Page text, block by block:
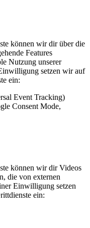
können wir dir über die
Features
Nutzung unserer
setzen wir auf
ein:
Event Tracking)
Consent Mode,
können wir dir Videos
die von externen
Einwilligung setzen
ein: